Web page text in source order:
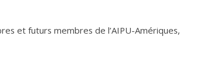
et futurs membres de l’AIPU-Amériques,